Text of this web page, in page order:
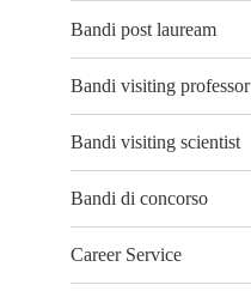
Bandi post lauream
Bandi visiting professor
Bandi visiting scientist
Bandi di concorso
Career Service